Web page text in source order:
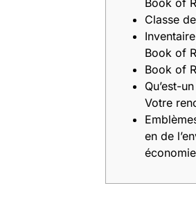
Book of
Classe
Book of
Book of
Qu’est-
Votre
en de